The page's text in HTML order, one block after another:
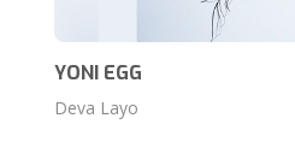
YONI EGG
Deva Layo